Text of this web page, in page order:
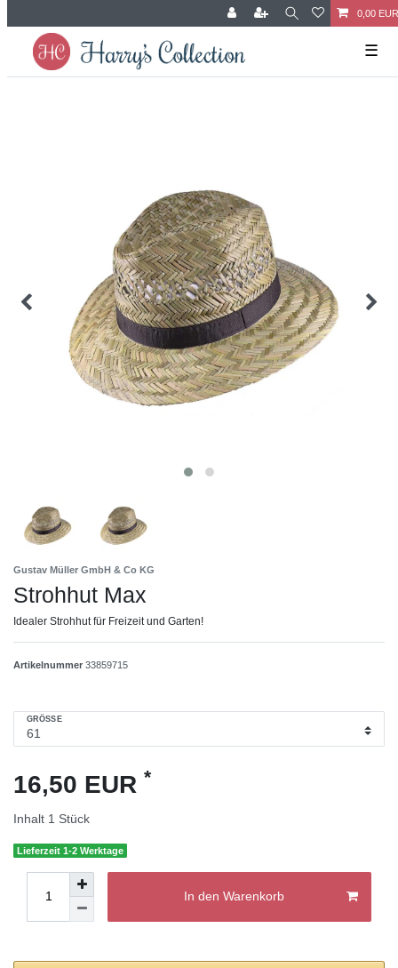
0,00 EUR
☰
Gustav Müller GmbH & Co KG
Strohhut Max
Idealer Strohhut für Freizeit und Garten!
Artikelnummer 33859715
GRÖSSE
16,50 EUR *
Inhalt 1 Stück
Lieferzeit 1-2 Werktage
In den Warenkorb